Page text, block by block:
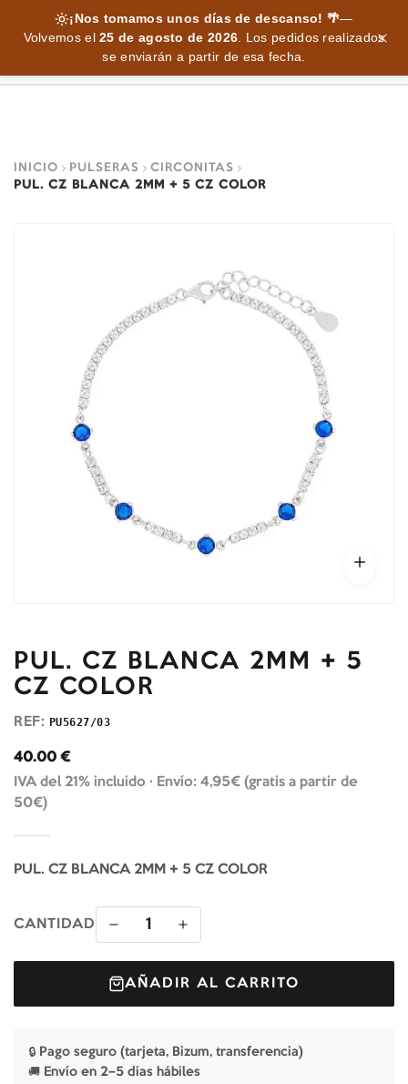
¡Nos tomamos unos días de descanso! 🌴—
Volvemos el25 de agosto de 2026. Los pedidos realizados
se enviarán a partir de esa fecha.
INICIO PULSERAS
CIRCONITAS
PUL. CZ BLANCA 2MM + 5 CZ COLOR
PUL. CZ BLANCA 2MM + 5
CZ COLOR
REF: PU5627/03
40.00 €
IVA del 21% incluido · Envío: 4,95€ (gratis a partir de
50€)
PUL. CZ BLANCA 2MM + 5 CZ COLOR
CANTIDAD 1
AÑADIR AL CARRITO
🔒 Pago seguro (tarjeta, Bizum, transferencia)
🚚 Envío en 2–5 días hábiles